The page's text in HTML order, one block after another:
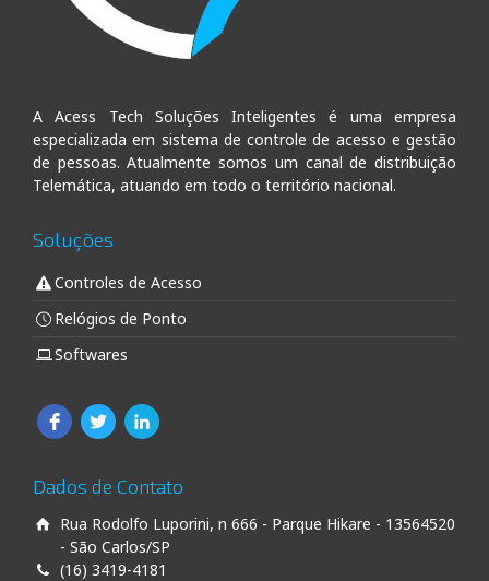
A Acess Tech Soluções Inteligentes é uma empresa
especializada em sistema de controle de acesso e gestão
de pessoas. Atualmente somos um canal de distribuição
Telemática, atuando em todo o território nacional.
Soluções
Controles de Acesso
Relógios de Ponto
Softwares
Dados de Contato
Rua Rodolfo Luporini, n 666 - Parque Hikare - 13564520
- São Carlos/SP
(16) 3419-4181